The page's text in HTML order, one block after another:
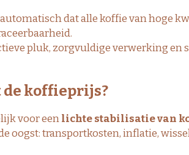
dat alle koffie van hoge
pluk, zorgvuldige verwerking
de koffieprijs?
voor eenlichte stabilisatie van
oogst: transportkosten, inflatie,